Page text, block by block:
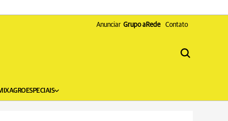
Anunciar Grupo aRede Contato
AGROESPECIAIS